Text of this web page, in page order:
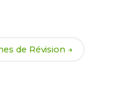
de Révision →